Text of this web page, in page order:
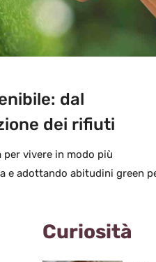
dal
dei rifiuti
vivere in modo più
e adottando abitudini green
Curiosità